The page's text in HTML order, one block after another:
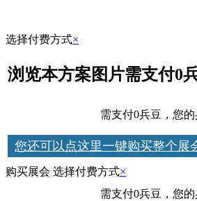
选择付费方式×
浏览本方案图片需支付0
需支付0兵豆，您的
您还可以点这里一键购买整个展
购买展会 选择付费方式×
需支付0兵豆，您的